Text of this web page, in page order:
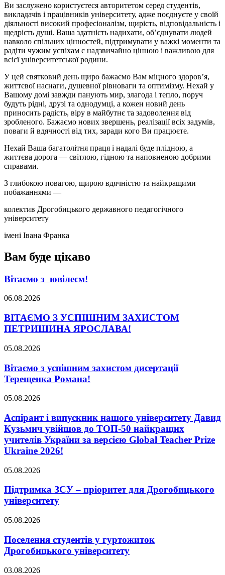
Ви заслужено користуєтеся авторитетом серед студентів,
викладачів і працівників університету, адже поєднуєте у своїй
діяльності високий професіоналізм, щирість, відповідальність і
щедрість душі. Ваша здатність надихати, об’єднувати людей
навколо спільних цінностей, підтримувати у важкі моменти та
радіти чужим успіхам є надзвичайно цінною і важливою для
всієї університетської родини.
У цей святковий день щиро бажаємо Вам міцного здоров’я,
життєвої наснаги, душевної рівноваги та оптимізму. Нехай у
Вашому домі завжди панують мир, злагода і тепло, поруч
будуть рідні, друзі та однодумці, а кожен новий день
приносить радість, віру в майбутнє та задоволення від
зробленого. Бажаємо нових звершень, реалізації всіх задумів,
поваги й вдячності від тих, заради кого Ви працюєте.
Нехай Ваша багатолітня праця і надалі буде плідною, а
життєва дорога — світлою, гідною та наповненою добрими
справами.
З глибокою повагою, щирою вдячністю та найкращими
побажаннями —
колектив Дрогобицького державного педагогічного
університету
імені Івана Франка
Вам буде цікаво
Вітаємо з ювілеєм!
06.08.2026
ВІТАЄМО З УСПІШНИМ ЗАХИСТОМ
ПЕТРИШИНА ЯРОСЛАВА!
05.08.2026
Вітаємо з успішним захистом дисертації
Терещенка Романа!
05.08.2026
Аспірант і випускник нашого університету Давид
Кузьмич увійшов до ТОП-50 найкращих
учителів України за версією Global Teacher Prize
Ukraine 2026!
05.08.2026
Підтримка ЗСУ – пріоритет для Дрогобицького
університету
05.08.2026
Поселення студентів у гуртожиток
Дрогобицького університету
03.08.2026